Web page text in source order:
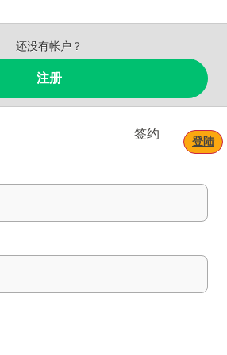
还没有帐户？
注册
签约
登陆